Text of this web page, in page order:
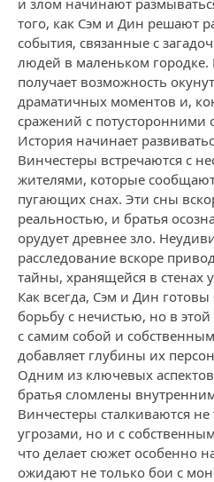
и злом начинают
того, как Сэм и Дин решают
события, связанные с
людей в маленьком городке.
получает возможность
драматичных моментов и,
сражений с потусторонними
История начинает
Винчестеры встречаются с
жителями, которые
пугающих снах. Эти сны
реальностью, и братья
орудует древнее зло.
расследование вскоре
тайны, хранящейся в стенах
Как всегда, Сэм и Дин
борьбу с нечистью, но в
с самим собой и
добавляет глубины их
Одним из ключевых аспектов
братья сломлены
Винчестеры сталкиваются
угрозами, но и с
что делает сюжет особенно
ожидают не только бои с